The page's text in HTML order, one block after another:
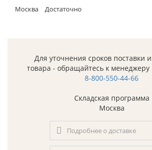
Москва
Достаточно
Для уточнения сроков поставки
товара - обращайтесь к менеджеру
8-800-550-44-66
Складская программа
Москва
Подробнее о доставке